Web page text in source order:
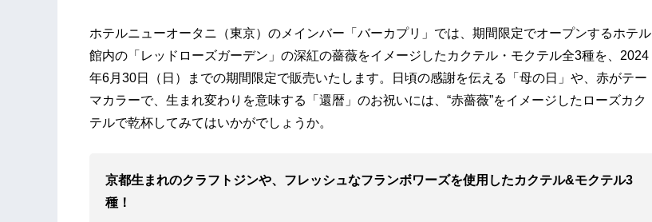
ホテルニューオータニ（東京）のメインバー「バーカプリ」では、期間限定でオープンするホテル
館内の「レッドローズガーデン」の深紅の薔薇をイメージしたカクテル・モクテル全3種を、2024
年6月30日（日）までの期間限定で販売いたします。日頃の感謝を伝える「母の日」や、赤がテー
マカラーで、生まれ変わりを意味する「還暦」のお祝いには、“赤薔薇”をイメージしたローズカク
テルで乾杯してみてはいかがでしょうか。
京都生まれのクラフトジンや、フレッシュなフランボワーズを使用したカクテル&モクテル3
種！